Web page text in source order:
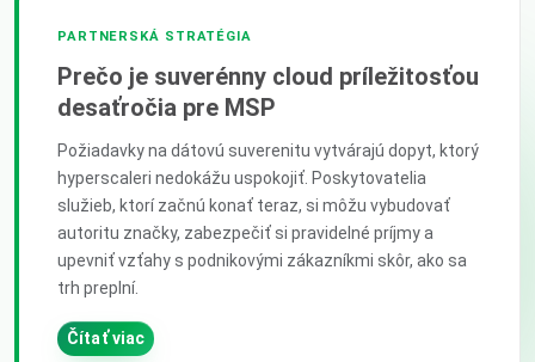
PARTNERSKÁ STRATÉGIA
Prečo je suverénny cloud príležitosťou
desaťročia pre MSP
Požiadavky na dátovú suverenitu vytvárajú dopyt, ktorý
hyperscaleri nedokážu uspokojiť. Poskytovatelia
služieb, ktorí začnú konať teraz, si môžu vybudovať
autoritu značky, zabezpečiť si pravidelné príjmy a
upevniť vzťahy s podnikovými zákazníkmi skôr, ako sa
trh preplní.
Čítať viac